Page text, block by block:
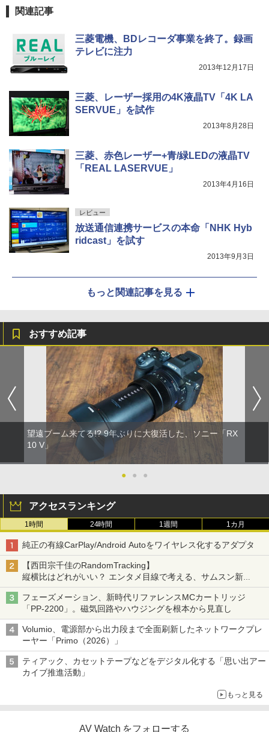
関連記事
三菱電機、BDレコーダ事業を終了。録画
テレビに注力
2013年12月17日
三菱、レーザー採用の4K液晶TV「4K LA
SERVUE」を試作
2013年8月28日
三菱、赤色レーザー+青/緑LEDの液晶TV
「REAL LASERVUE」
2013年4月16日
レビュー
放送通信連携サービスの本命「NHK Hyb
ridcast」を試す
2013年9月3日
もっと関連記事を見る
おすすめ記事
望遠ブーム来てる!? 9年ぶりに大復活した、ソニー「RX
10 V」
● ● ●
アクセスランキング
1時間 24時間 1週間 1カ月
純正の有線CarPlay/Android Autoをワイヤレス化するアダプタ
【西田宗千佳のRandomTracking】
縦横比はどれがいい？ エンタメ目線で考える、サムスン新
「Galaxy Z Fold」
フェーズメーション、新時代リファレンスMCカートリッジ
「PP-2200」。磁気回路やハウジングを根本から見直し
Volumio、電源部から出力段まで全面刷新したネットワークプレ
ーヤー「Primo（2026）」
ティアック、カセットテープなどをデジタル化する「思い出アー
カイブ推進活動」
もっと見る
AV Watch をフォローする